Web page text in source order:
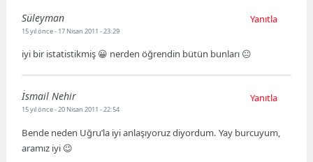
Süleyman
15 yıl önce- 17 Nisan 2011 - 23:29
iyi bir istatistikmiş 😀 nerden öğrendin bütün bunları 😐
Yanıtla
İsmail Nehir
15 yıl önce- 20 Nisan 2011 - 22:54
Bende neden Uğru’la iyi anlaşıyoruz diyordum. Yay burcuyum,
aramız iyi 😉
Yanıtla